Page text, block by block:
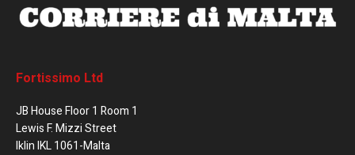
Fortissimo Ltd
JB House Floor 1 Room 1
Lewis F. Mizzi Street
Iklin IKL 1061-Malta